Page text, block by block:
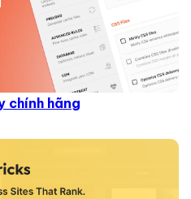
chính hãng